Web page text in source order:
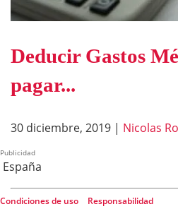
Deducir Gastos
pagar...
30 diciembre, 2019 | Nicolas
Publicidad
España
Condiciones de uso
Responsabilidad